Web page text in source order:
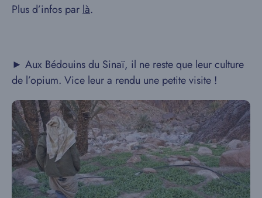
Plus d’infos par là.
► Aux Bédouins du Sinaï, il ne reste que leur culture
de l’opium. Vice leur a rendu une petite visite !